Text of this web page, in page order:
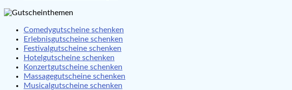
Comedygutscheine schenken
Erlebnisgutscheine schenken
Festivalgutscheine schenken
Hotelgutscheine schenken
Konzertgutscheine schenken
Massagegutscheine schenken
Musicalgutscheine schenken